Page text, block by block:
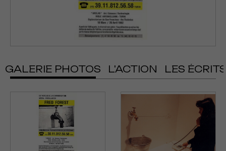
GALERIE PHOTOS L'ACTION LES ÉCRITS